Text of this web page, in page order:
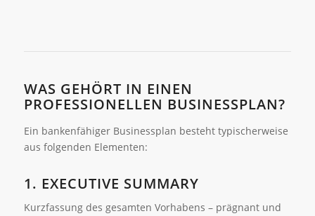
WAS GEHÖRT IN EINEN
PROFESSIONELLEN BUSINESSPLAN?
Ein bankenfähiger Businessplan besteht typischerweise
aus folgenden Elementen:
1. EXECUTIVE SUMMARY
Kurzfassung des gesamten Vorhabens – prägnant und